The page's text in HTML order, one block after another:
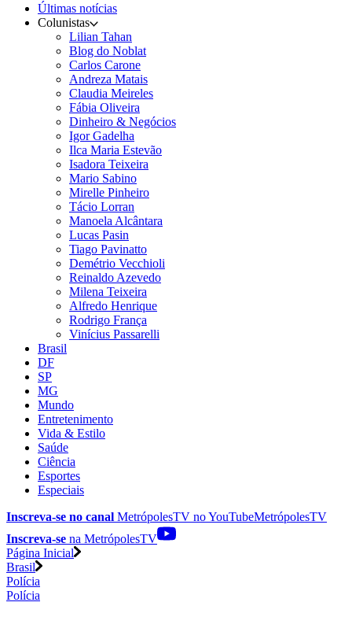
Últimas notícias
Colunistas
Lilian Tahan
Blog do Noblat
Carlos Carone
Andreza Matais
Claudia Meireles
Fábia Oliveira
Dinheiro & Negócios
Igor Gadelha
Ilca Maria Estevão
Isadora Teixeira
Mario Sabino
Mirelle Pinheiro
Tácio Lorran
Manoela Alcântara
Lucas Pasin
Tiago Pavinatto
Demétrio Vecchioli
Reinaldo Azevedo
Milena Teixeira
Alfredo Henrique
Rodrigo França
Vinícius Passarelli
Brasil
DF
SP
MG
Mundo
Entretenimento
Vida & Estilo
Saúde
Ciência
Esportes
Especiais
Inscreva-se no canal MetrópolesTV noYouTubeMetrópolesTV
Inscreva-se na MetrópolesTV
Página Inicial
Brasil
Polícia
Polícia